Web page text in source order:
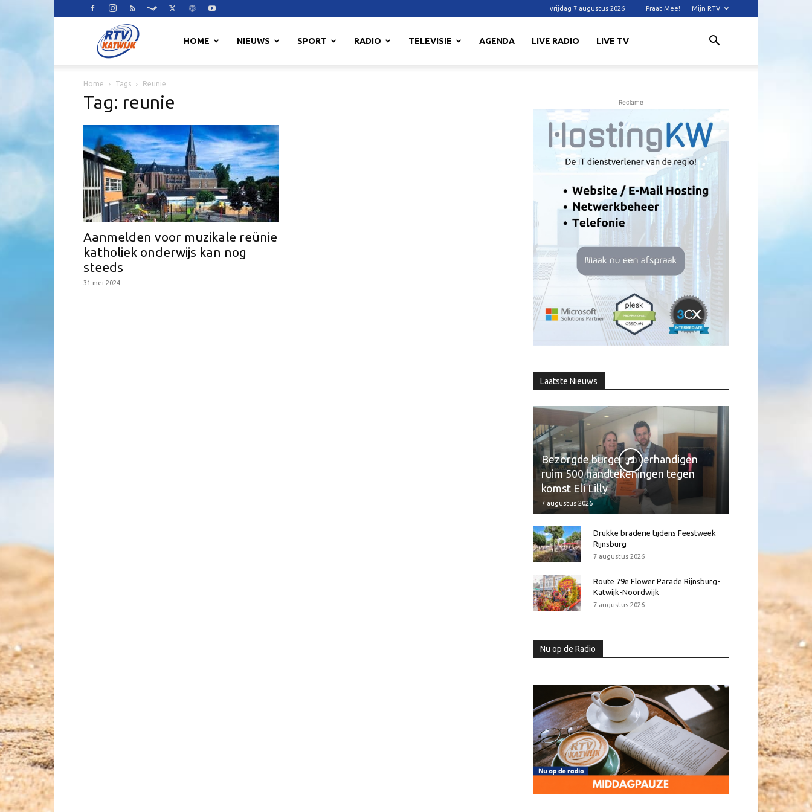
vrijdag 7 augustus 2026 Praat Mee! Mijn RTV
Katwijk
HOME NIEUWS SPORT RADIO TELEVISIE AGENDA LIVE RADIO LIVE TV
Home Tags Reunie
Tag: reunie
Aanmelden voor muzikale reünie
katholiek onderwijs kan nog
steeds
31 mei 2024
Reclame
Laatste Nieuws
Bezorgde burgers overhandigen
ruim 500 handtekeningen tegen
komst Eli Lilly
7 augustus 2026
Drukke braderie tijdens Feestweek
Rijnsburg
7 augustus 2026
Route 79e Flower Parade Rijnsburg-
Katwijk-Noordwijk
7 augustus 2026
Nu op de Radio